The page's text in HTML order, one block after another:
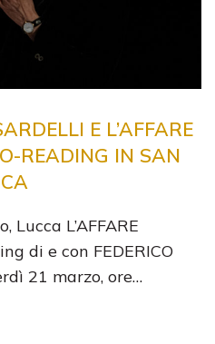
E L’AFFARE
READING IN SAN
Lucca L’AFFARE
di e con FEDERICO
21 marzo, ore…